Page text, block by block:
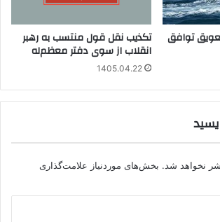
توافق تکذیب نقل قول منتسب به رهبر
انقلاب از سوی دفتر معظم‌له
1405.04.22
نخواهد شد. بخش‌های موردنیاز علامت‌گذاری